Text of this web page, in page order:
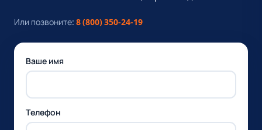
Или позвоните: 8 (800) 350-24-19
Ваше имя
Телефон